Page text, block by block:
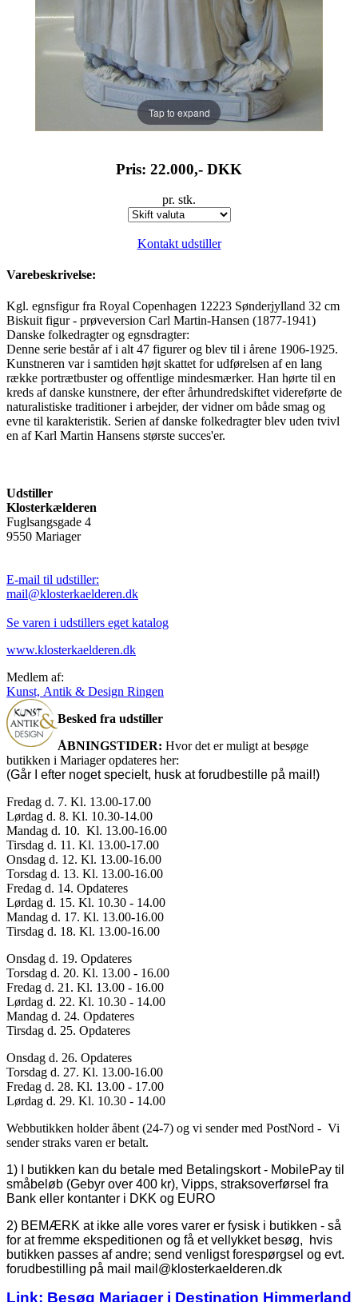
Tap to expand
Pris: 22.000,- DKK
pr. stk.
Kontakt udstiller
Varebeskrivelse:
Kgl. egnsfigur fra Royal Copenhagen 12223 Sønderjylland 32 cm
Biskuit figur - prøveversion Carl Martin-Hansen (1877-1941)
Danske folkedragter og egnsdragter:
Denne serie består af i alt 47 figurer og blev til i årene 1906-1925.
Kunstneren var i samtiden højt skattet for udførelsen af en lang
række portrætbuster og offentlige mindesmærker. Han hørte til en
kreds af danske kunstnere, der efter århundredskiftet videreførte de
naturalistiske traditioner i arbejder, der vidner om både smag og
evne til karakteristik. Serien af danske folkedragter blev uden tvivl
en af Karl Martin Hansens største succes'er.
Udstiller
Klosterkælderen
Fuglsangsgade 4
9550 Mariager
E-mail til udstiller:
mail@klosterkaelderen.dk
Se varen i udstillers eget katalog
www.klosterkaelderen.dk
Medlem af:
Kunst, Antik & Design Ringen
Besked fra udstiller
ÅBNINGSTIDER: Hvor det er muligt at besøge
butikken i Mariager opdateres her:
(Går I efter noget specielt, husk at forudbestille på mail!)
Fredag d. 7. Kl. 13.00-17.00
Lørdag d. 8. Kl. 10.30-14.00
Mandag d. 10. Kl. 13.00-16.00
Tirsdag d. 11. Kl. 13.00-17.00
Onsdag d. 12. Kl. 13.00-16.00
Torsdag d. 13. Kl. 13.00-16.00
Fredag d. 14. Opdateres
Lørdag d. 15. Kl. 10.30 - 14.00
Mandag d. 17. Kl. 13.00-16.00
Tirsdag d. 18. Kl. 13.00-16.00
Onsdag d. 19. Opdateres
Torsdag d. 20. Kl. 13.00 - 16.00
Fredag d. 21. Kl. 13.00 - 16.00
Lørdag d. 22. Kl. 10.30 - 14.00
Mandag d. 24. Opdateres
Tirsdag d. 25. Opdateres
Onsdag d. 26. Opdateres
Torsdag d. 27. Kl. 13.00-16.00
Fredag d. 28. Kl. 13.00 - 17.00
Lørdag d. 29. Kl. 10.30 - 14.00
Webbutikken holder åbent (24-7) og vi sender med PostNord - Vi
sender straks varen er betalt.
1) I butikken kan du betale med Betalingskort - MobilePay til
småbeløb (Gebyr over 400 kr), Vipps, straksoverførsel fra
Bank eller kontanter i DKK og EURO
2) BEMÆRK at ikke alle vores varer er fysisk i butikken - så
for at fremme ekspeditionen og få et vellykket besøg, hvis
butikken passes af andre; send venligst forespørgsel og evt.
forudbestilling på mail mail@klosterkaelderen.dk
Link: Besøg Mariager i Destination Himmerland